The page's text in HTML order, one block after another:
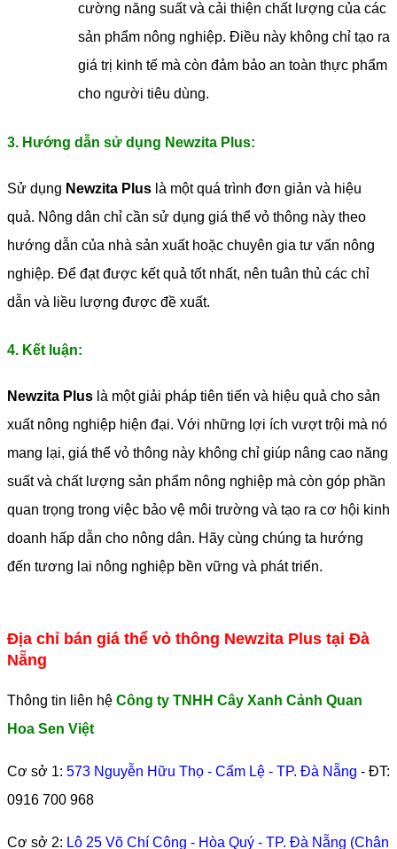
cường năng suất và cải thiện chất lượng của các
sản phẩm nông nghiệp. Điều này không chỉ tạo ra
giá trị kinh tế mà còn đảm bảo an toàn thực phẩm
cho người tiêu dùng.
3. Hướng dẫn sử dụng Newzita Plus:
Sử dụng Newzita Plus là một quá trình đơn giản và hiệu
quả. Nông dân chỉ cần sử dụng giá thể vỏ thông này theo
hướng dẫn của nhà sản xuất hoặc chuyên gia tư vấn nông
nghiệp. Để đạt được kết quả tốt nhất, nên tuân thủ các chỉ
dẫn và liều lượng được đề xuất.
4. Kết luận:
Newzita Plus là một giải pháp tiên tiến và hiệu quả cho sản
xuất nông nghiệp hiện đại. Với những lợi ích vượt trội mà nó
mang lại, giá thể vỏ thông này không chỉ giúp nâng cao năng
suất và chất lượng sản phẩm nông nghiệp mà còn góp phần
quan trọng trong việc bảo vệ môi trường và tạo ra cơ hội kinh
doanh hấp dẫn cho nông dân. Hãy cùng chúng ta hướng
đến tương lai nông nghiệp bền vững và phát triển.
Địa chỉ bán giá thể vỏ thông Newzita Plus tại Đà
Nẵng
Thông tin liên hệ Công ty TNHH Cây Xanh Cảnh Quan
Hoa Sen Việt
Cơ sở 1: 573 Nguyễn Hữu Thọ - Cẩm Lệ - TP. Đà Nẵng - ĐT:
0916 700 968
Cơ sở 2: Lô 25 Võ Chí Công - Hòa Quý - TP. Đà Nẵng (Chân